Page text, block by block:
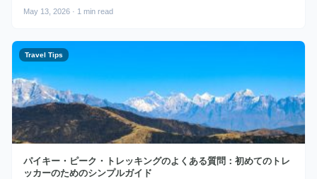
May 13, 2026 · 1 min read
Travel Tips
パイキー・ピーク・トレッキングのよくある質問：初めてのトレ
ッカーのためのシンプルガイド